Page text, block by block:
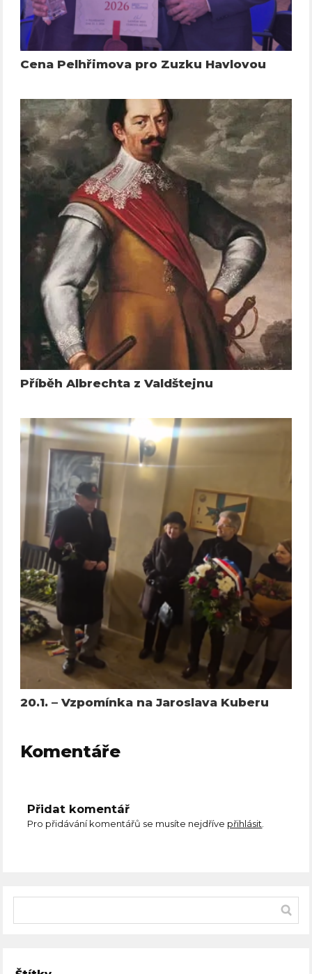
Cena Pelhřimova pro Zuzku Havlovou
Příběh Albrechta z Valdštejnu
20.1. – Vzpomínka na Jaroslava Kuberu
Komentáře
Přidat komentář
Pro přidávání komentářů se musíte nejdříve přihlásit